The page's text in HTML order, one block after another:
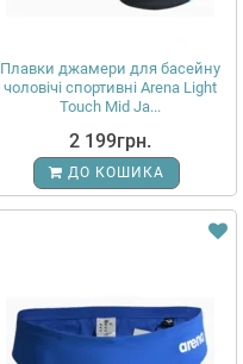
Плавки джамери для басейну
чоловічі спортивні Arena Light
Touch Mid Ja...
2 199грн.
ДО КОШИКА